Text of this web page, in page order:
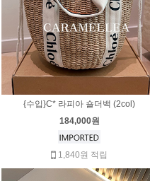
{수입}C* 라피아 숄더백 (2col)
184,000원
1,840원 적립